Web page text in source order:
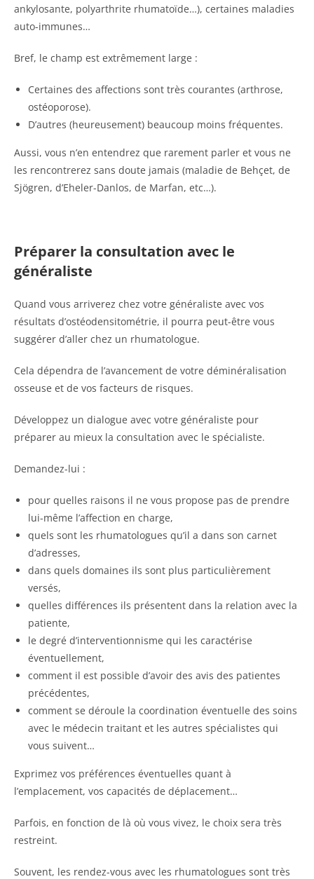
ankylosante, polyarthrite rhumatoïde…), certaines maladies
auto-immunes…
Bref, le champ est extrêmement large :
Certaines des affections sont très courantes (arthrose,
ostéoporose).
D’autres (heureusement) beaucoup moins fréquentes.
Aussi, vous n’en entendrez que rarement parler et vous ne
les rencontrerez sans doute jamais (maladie de Behçet, de
Sjögren, d’Eheler-Danlos, de Marfan, etc…).
Préparer la consultation avec le
généraliste
Quand vous arriverez chez votre généraliste avec vos
résultats d’ostéodensitométrie, il pourra peut-être vous
suggérer d’aller chez un rhumatologue.
Cela dépendra de l’avancement de votre déminéralisation
osseuse et de vos facteurs de risques.
Développez un dialogue avec votre généraliste pour
préparer au mieux la consultation avec le spécialiste.
Demandez-lui :
pour quelles raisons il ne vous propose pas de prendre
lui-même l’affection en charge,
quels sont les rhumatologues qu’il a dans son carnet
d’adresses,
dans quels domaines ils sont plus particulièrement
versés,
quelles différences ils présentent dans la relation avec la
patiente,
le degré d’interventionnisme qui les caractérise
éventuellement,
comment il est possible d’avoir des avis des patientes
précédentes,
comment se déroule la coordination éventuelle des soins
avec le médecin traitant et les autres spécialistes qui
vous suivent…
Exprimez vos préférences éventuelles quant à
l’emplacement, vos capacités de déplacement…
Parfois, en fonction de là où vous vivez, le choix sera très
restreint.
Souvent, les rendez-vous avec les rhumatologues sont très